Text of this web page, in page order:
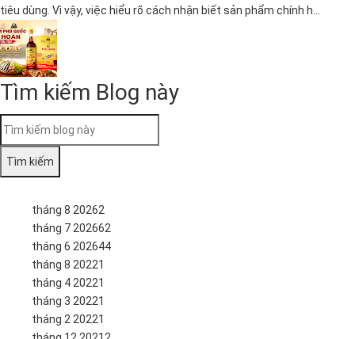
tiêu dùng. Vì vậy, việc hiểu rõ cách nhận biết sản phẩm chính h...
Tìm kiếm Blog này
tháng 8 20262
tháng 7 202662
tháng 6 202644
tháng 8 20221
tháng 4 20221
tháng 3 20221
tháng 2 20221